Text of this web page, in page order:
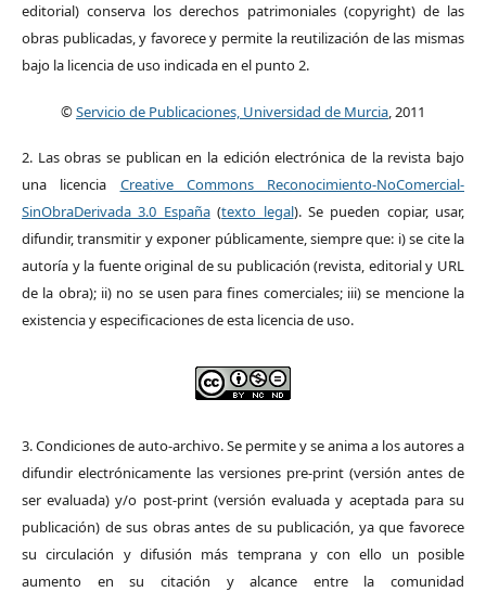
editorial) conserva los derechos patrimoniales (copyright) de las
obras publicadas, y favorece y permite la reutilización de las mismas
bajo la licencia de uso indicada en el punto 2.
©Servicio de Publicaciones, Universidad de Murcia, 2011
2. Las obras se publican en la edición electrónica de la revista bajo
una licencia Creative Commons Reconocimiento-NoComercial-
SinObraDerivada 3.0 España(texto legal). Se pueden copiar, usar,
difundir, transmitir y exponer públicamente, siempre que: i) se cite la
autoría y la fuente original de su publicación (revista, editorial y URL
de la obra); ii) no se usen para fines comerciales; iii) se mencione la
existencia y especificaciones de esta licencia de uso.
3. Condiciones de auto-archivo. Se permite y se anima a los autores a
difundir electrónicamente las versiones pre-print (versión antes de
ser evaluada) y/o post-print (versión evaluada y aceptada para su
publicación) de sus obras antes de su publicación, ya que favorece
su circulación y difusión más temprana y con ello un posible
aumento en su citación y alcance entre la comunidad